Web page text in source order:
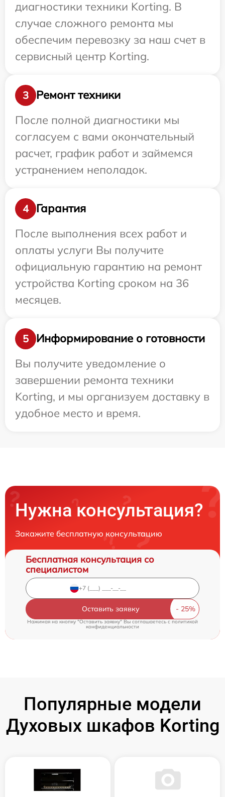
диагностики техники Korting. В
случае сложного ремонта мы
обеспечим перевозку за наш счет в
сервисный центр Korting.
3
Ремонт техники
После полной диагностики мы
согласуем с вами окончательный
расчет, график работ и займемся
устранением неполадок.
4
Гарантия
После выполнения всех работ и
оплаты услуги Вы получите
официальную гарантию на ремонт
устройства Korting сроком на 36
месяцев.
5
Информирование о готовности
Вы получите уведомление о
завершении ремонта техники
Korting, и мы организуем доставку в
удобное место и время.
Нужна консультация?
Закажите бесплатную консультацию
Бесплатная консультация со
специалистом
Оставить заявку
Нажимая на кнопку "Оставить заявку" Вы соглашаетесь cполитикой
конфиденциальности
Популярные модели
Духовых шкафов Korting